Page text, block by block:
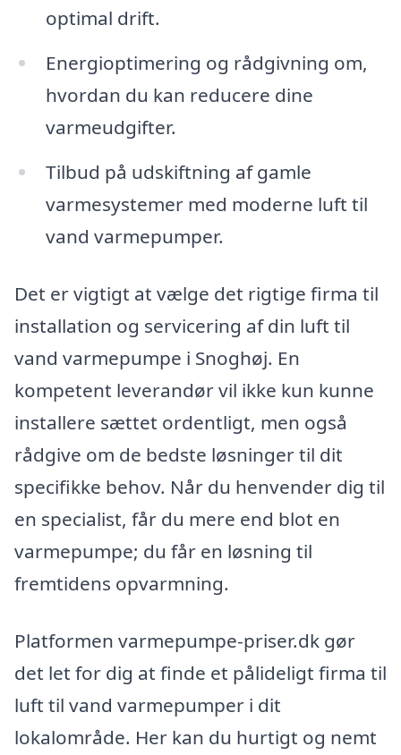
optimal drift.
Energioptimering og rådgivning om,
hvordan du kan reducere dine
varmeudgifter.
Tilbud på udskiftning af gamle
varmesystemer med moderne luft til
vand varmepumper.
Det er vigtigt at vælge det rigtige firma til
installation og servicering af din luft til
vand varmepumpe i Snoghøj. En
kompetent leverandør vil ikke kun kunne
installere sættet ordentligt, men også
rådgive om de bedste løsninger til dit
specifikke behov. Når du henvender dig til
en specialist, får du mere end blot en
varmepumpe; du får en løsning til
fremtidens opvarmning.
Platformen varmepumpe-priser.dk gør
det let for dig at finde et pålideligt firma til
luft til vand varmepumper i dit
lokalområde. Her kan du hurtigt og nemt